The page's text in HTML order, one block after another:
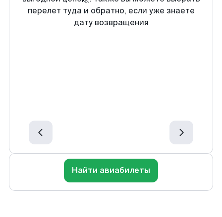
перелет туда и обратно, если уже знаете
дату возвращения
Найти авиабилеты